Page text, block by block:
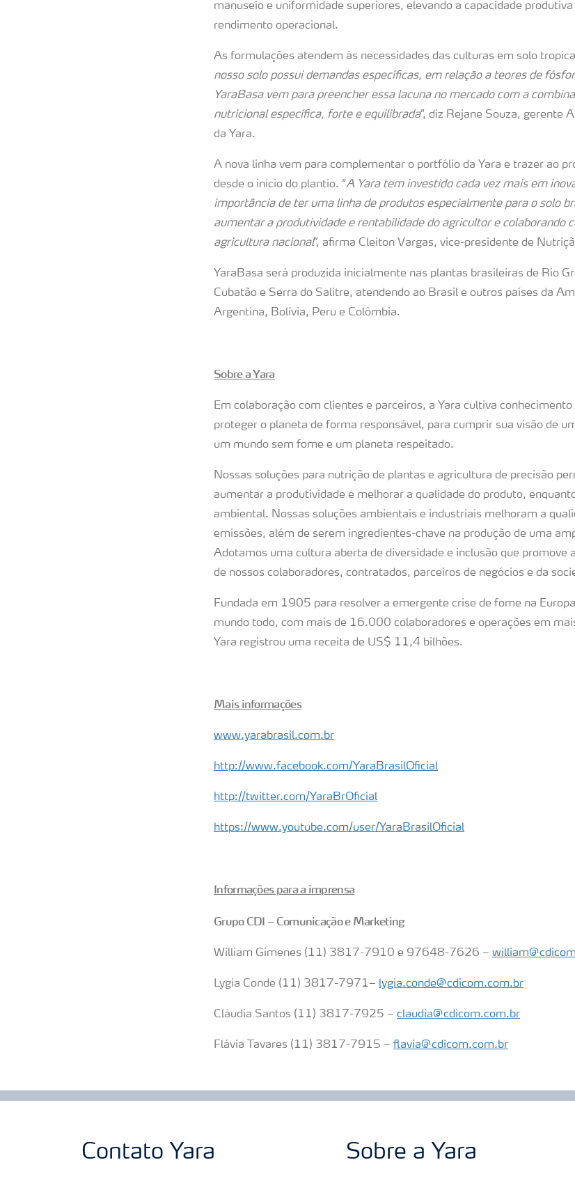
manuseio e uniformidade superiores, elevando a capacidade
rendimento operacional.
As formulações atendem às necessidades das culturas em solo
nosso solo possui demandas específicas, em relação a teores de
YaraBasa vem para preencher essa lacuna no mercado com a
nutricional específica, forte e equilibrada”, diz Rejane Souza, gerente
da Yara.
A nova linha vem para complementar o portfólio da Yara e trazer ao
desde o início do plantio. “A Yara tem investido cada vez mais em
importância de ter uma linha de produtos especialmente para o solo
aumentar a produtividade e rentabilidade do agricultor e colaborando
agricultura nacional”, afirma Cleiton Vargas, vice-presidente de
YaraBasa será produzida inicialmente nas plantas brasileiras de Rio
Cubatão e Serra do Salitre, atendendo ao Brasil e outros países da
Argentina, Bolívia, Peru e Colômbia.
Sobre a Yara
Em colaboração com clientes e parceiros, a Yara cultiva
proteger o planeta de forma responsável, para cumprir sua visão de
um mundo sem fome e um planeta respeitado.
Nossas soluções para nutrição de plantas e agricultura de precisão
aumentar a produtividade e melhorar a qualidade do produto,
ambiental. Nossas soluções ambientais e industriais melhoram a
emissões, além de serem ingredientes-chave na produção de uma
Adotamos uma cultura aberta de diversidade e inclusão que promove
de nossos colaboradores, contratados, parceiros de negócios e da
Fundada em 1905 para resolver a emergente crise de fome na
mundo todo, com mais de 16.000 colaboradores e operações em
Yara registrou uma receita de US$ 11,4 bilhões.
Mais informações
www.yarabrasil.com.br
http://www.facebook.com/YaraBrasilOficial
http://twitter.com/YaraBrOficial
https://www.youtube.com/user/YaraBrasilOficial
Informações para a imprensa
Grupo CDI – Comunicação e Marketing
William Gimenes (11) 3817-7910 e 97648-7626 –
Lygia Conde (11) 3817-7971– lygia.conde@cdicom.com.br
Cláudia Santos (11) 3817-7925 – claudia@cdicom.com.br
Flávia Tavares (11) 3817-7915 – flavia@cdicom.com.br
Contato Yara Sobre a Yara